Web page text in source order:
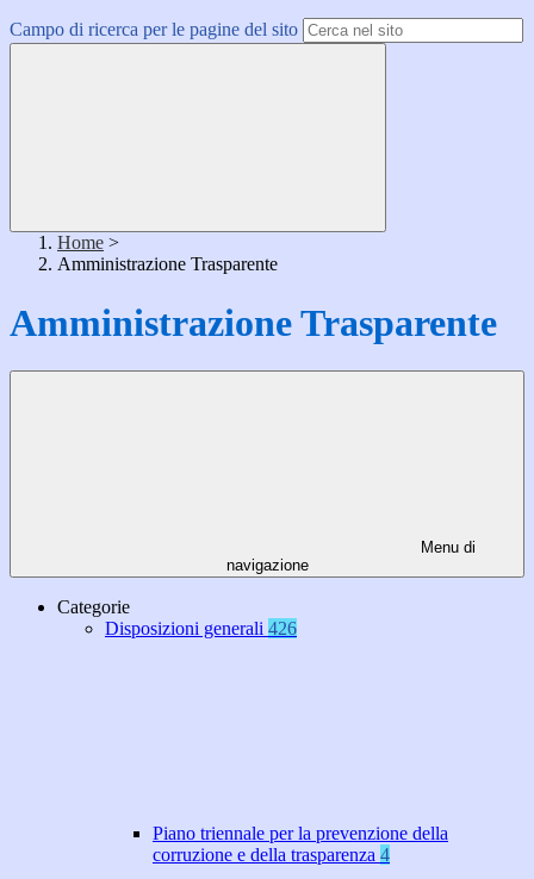
Campo di ricerca per le pagine del sito
Home >
Amministrazione Trasparente
Amministrazione Trasparente
Menu di
navigazione
Categorie
Disposizioni generali 426
Piano triennale per la prevenzione della
corruzione e della trasparenza 4